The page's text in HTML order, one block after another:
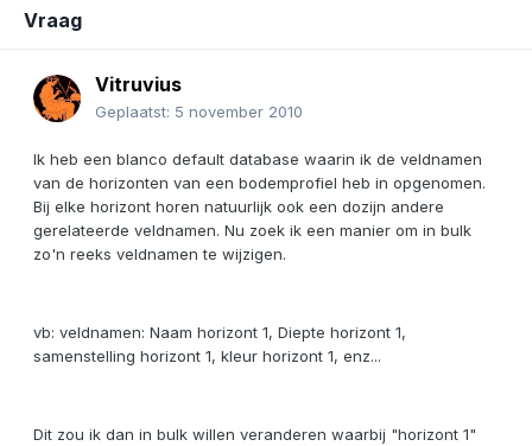
Vraag
Vitruvius
Geplaatst: 5 november 2010
Ik heb een blanco default database waarin ik de veldnamen
van de horizonten van een bodemprofiel heb in opgenomen.
Bij elke horizont horen natuurlijk ook een dozijn andere
gerelateerde veldnamen. Nu zoek ik een manier om in bulk
zo'n reeks veldnamen te wijzigen.
vb: veldnamen: Naam horizont 1, Diepte horizont 1,
samenstelling horizont 1, kleur horizont 1, enz...
Dit zou ik dan in bulk willen veranderen waarbij "horizont 1"